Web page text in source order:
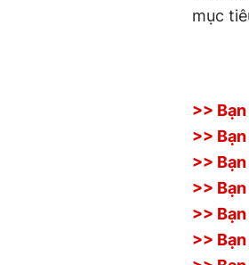
mục
>>
>>
>>
>>
>>
>>